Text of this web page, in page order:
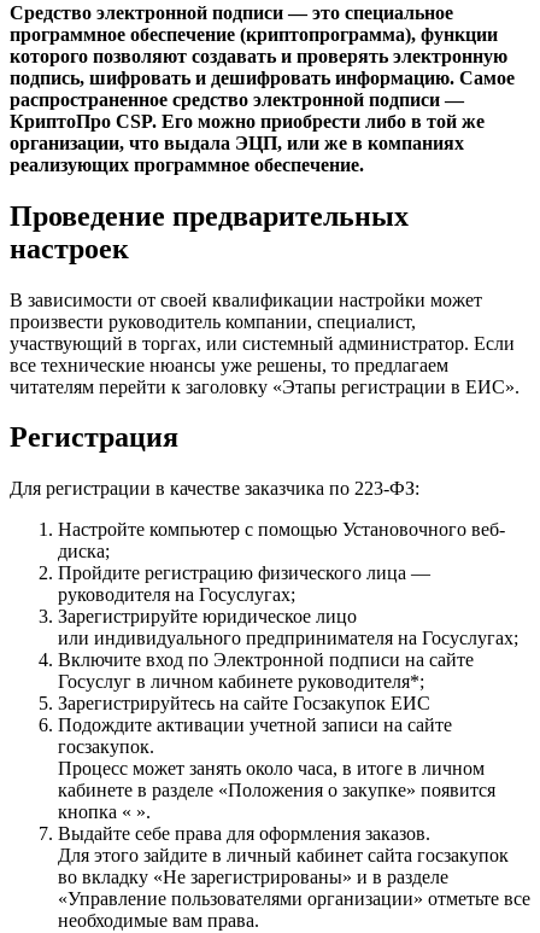
Средство электронной подписи — это специальное
программное обеспечение (криптопрограмма), функции
которого позволяют создавать и проверять электронную
подпись, шифровать и дешифровать информацию. Самое
распространенное средство электронной подписи —
КриптоПро CSP. Его можно приобрести либо в той же
организации, что выдала ЭЦП, или же в компаниях
реализующих программное обеспечение.
Проведение предварительных
настроек
В зависимости от своей квалификации настройки может
произвести руководитель компании, специалист,
участвующий в торгах, или системный администратор. Если
все технические нюансы уже решены, то предлагаем
читателям перейти к заголовку «Этапы регистрации в ЕИС».
Регистрация
Для регистрации в качестве заказчика по 223-ФЗ:
Настройте компьютер с помощью Установочного веб-
диска;
Пройдите регистрацию физического лица —
руководителя на Госуслугах;
Зарегистрируйте юридическое лицо
или индивидуального предпринимателя на Госуслугах;
Включите вход по Электронной подписи на сайте
Госуслуг в личном кабинете руководителя*;
Зарегистрируйтесь на сайте Госзакупок ЕИС
Подождите активации учетной записи на сайте
госзакупок.
Процесс может занять около часа, в итоге в личном
кабинете в разделе «Положения о закупке» появится
кнопка « ».
Выдайте себе права для оформления заказов.
Для этого зайдите в личный кабинет сайта госзакупок
во вкладку «Не зарегистрированы» и в разделе
«Управление пользователями организации» отметьте все
необходимые вам права.